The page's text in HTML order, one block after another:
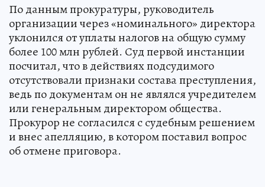
По данным прокуратуры, руководитель
организации через «номинального» директора
уклонился от уплаты налогов на общую сумму
более 100 млн рублей. Суд первой инстанции
посчитал, что в действиях подсудимого
отсутствовали признаки состава преступления,
ведь по документам он не являлся учредителем
или генеральным директором общества.
Прокурор не согласился с судебным решением
и внес апелляцию, в котором поставил вопрос
об отмене приговора.